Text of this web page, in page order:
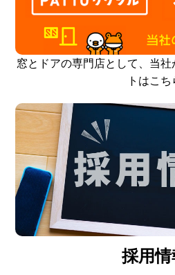
窓とドアの専門店として、当
トはこち
採用情